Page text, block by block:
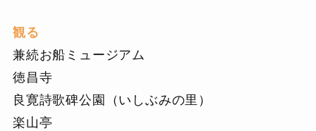
観る
兼続お船ミュージアム
徳昌寺
良寛詩歌碑公園（いしぶみの里）
楽山亭